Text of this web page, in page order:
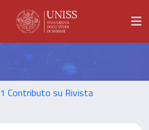
1 Contributo su Rivista